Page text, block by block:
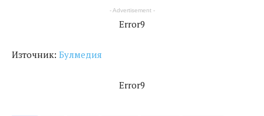
- Advertisement -
Error9
Източник: Булмедия
Error9